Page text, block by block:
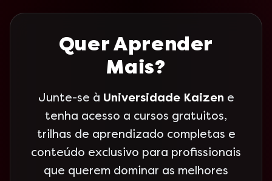
Quer Aprender
Mais?
Junte-se à Universidade Kaizen e
tenha acesso a cursos gratuitos,
trilhas de aprendizado completas e
conteúdo exclusivo para profissionais
que querem dominar as melhores